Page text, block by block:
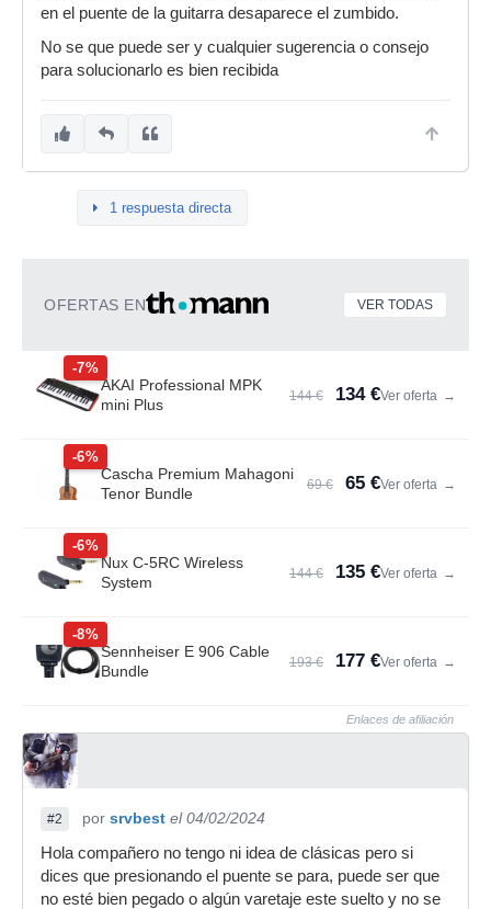
en el puente de la guitarra desaparece el zumbido.
No se que puede ser y cualquier sugerencia o consejo
para solucionarlo es bien recibida
1 respuesta directa
OFERTAS EN VER TODAS
-7%
AKAI Professional MPK
mini Plus
144 € 134 €Ver oferta →
-6%
Cascha Premium Mahagoni
Tenor Bundle
69 € 65 €Ver oferta →
-6%
Nux C-5RC Wireless
System
144 € 135 €Ver oferta →
-8%
Sennheiser E 906 Cable
Bundle
193 € 177 €Ver oferta →
Enlaces de afiliación
#2 por srvbest el 04/02/2024
Hola compañero no tengo ni idea de clásicas pero si
dices que presionando el puente se para, puede ser que
no esté bien pegado o algún varetaje este suelto y no se